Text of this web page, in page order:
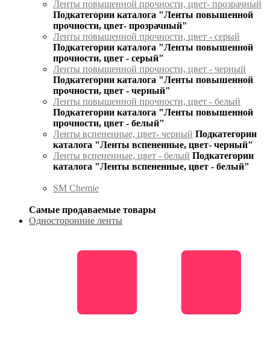
Ленты повышенной прочности, цвет- прозрачный
Подкатегории каталога "Ленты повышенной
прочности, цвет- прозрачный"
Ленты повышенной прочности, цвет - серый
Подкатегории каталога "Ленты повышенной
прочности, цвет - серый"
Ленты повышенной прочности, цвет - черный
Подкатегории каталога "Ленты повышенной
прочности, цвет - черный"
Ленты повышенной прочности, цвет - белый
Подкатегории каталога "Ленты повышенной
прочности, цвет - белый"
Ленты вспененные, цвет- черный Подкатегории
каталога "Ленты вспененные, цвет- черный"
Ленты вспененные, цвет - белый Подкатегории
каталога "Ленты вспененные, цвет - белый"
SM Chemie
Самые продаваемые товары
Односторонние ленты